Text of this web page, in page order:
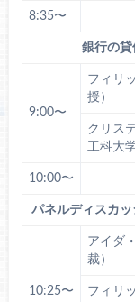
8:35〜
銀行の
9:00〜
フィリ
授）
クリス
工科大
10:00〜
パネルディスカ
10:25〜
アイダ
裁）
フィリ